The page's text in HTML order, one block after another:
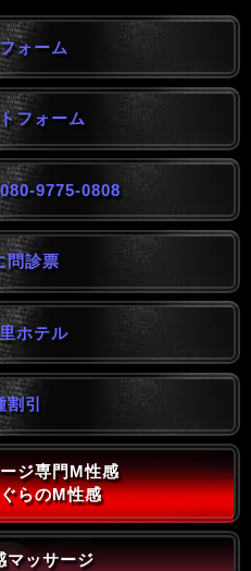
ォーム
フォーム
080-9775-0808
問診票
ホテル
割引
ジ専門M性感
らのM性感
マッサージ